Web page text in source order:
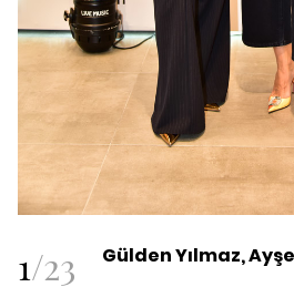
1/23 Gülden Yılmaz,